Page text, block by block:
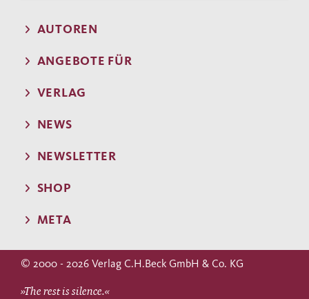
AUTOREN
ANGEBOTE FÜR
VERLAG
NEWS
NEWSLETTER
SHOP
META
© 2000 - 2026 Verlag C.H.Beck GmbH & Co. KG
»The rest is silence.«